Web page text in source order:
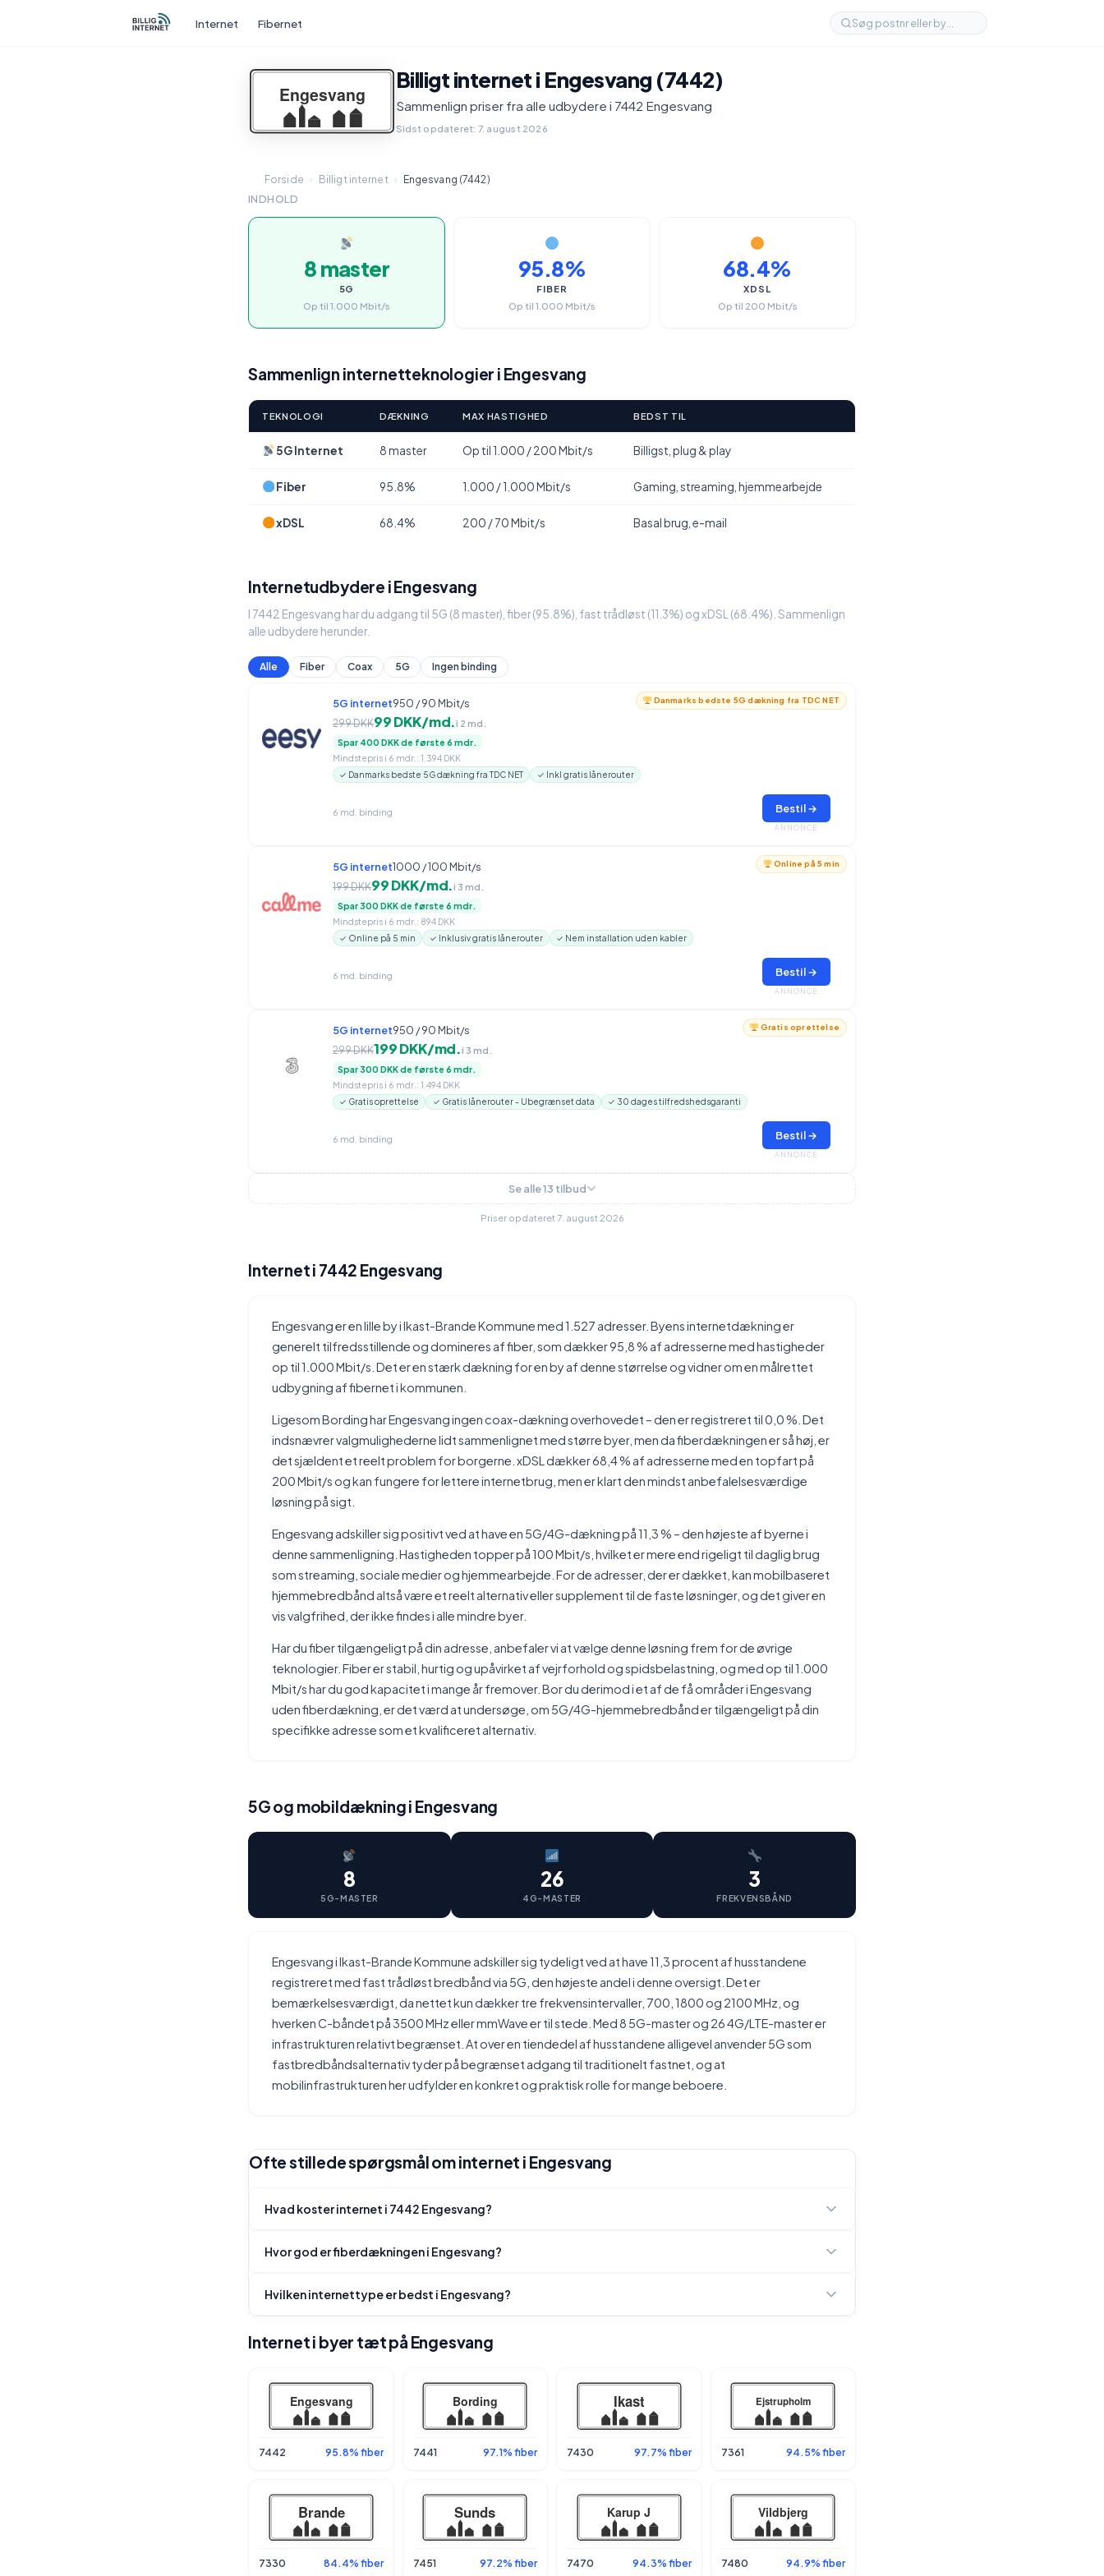
Internet Fibernet
Billigt internet i Engesvang (7442)
Sammenlign priser fra alle udbydere i 7442 Engesvang
Sidst opdateret: 7. august 2026
Forside › Billigt internet › Engesvang (7442)
INDHOLD
8 master
5G
Op til 1.000 Mbit/s
95.8%
FIBER
Op til 1.000 Mbit/s
68.4%
XDSL
Op til 200 Mbit/s
Sammenlign internetteknologier i Engesvang
TEKNOLOGI DÆKNING MAX HASTIGHED BEDST TIL
5G Internet 8 master Op til 1.000 / 200 Mbit/s Billigst, plug & play
Fiber 95.8% 1.000 / 1.000 Mbit/s Gaming, streaming, hjemmearbejde
xDSL 68.4% 200 / 70 Mbit/s Basal brug, e-mail
Internetudbydere i Engesvang
I 7442 Engesvang har du adgang til 5G (8 master), fiber (95.8%), fast trådløst (11.3%) og xDSL (68.4%). Sammenlign
alle udbydere herunder.
Alle Fiber Coax 5G Ingen binding
Danmarks bedste 5G dækning fra TDC NET
5G internet950 / 90 Mbit/s
299 DKK99 DKK/md.i 2 md.
Spar 400 DKK de første 6 mdr.
Mindstepris i 6 mdr.: 1.394 DKK
✓ Danmarks bedste 5G dækning fra TDC NET ✓ Inkl gratis lånerouter
6 md. binding Bestil →
ANNONCE
Online på 5 min
5G internet1000 / 100 Mbit/s
199 DKK99 DKK/md.i 3 md.
Spar 300 DKK de første 6 mdr.
Mindstepris i 6 mdr.: 894 DKK
✓ Online på 5 min ✓ Inklusiv gratis lånerouter ✓ Nem installation uden kabler
6 md. binding Bestil →
ANNONCE
Gratis oprettelse
5G internet950 / 90 Mbit/s
299 DKK199 DKK/md.i 3 md.
Spar 300 DKK de første 6 mdr.
Mindstepris i 6 mdr.: 1.494 DKK
✓ Gratis oprettelse ✓ Gratis lånerouter - Ubegrænset data ✓ 30 dages tilfredshedsgaranti
6 md. binding Bestil →
ANNONCE
Se alle 13 tilbud
Priser opdateret 7. august 2026
Internet i 7442 Engesvang
Engesvang er en lille by i Ikast-Brande Kommune med 1.527 adresser. Byens internetdækning er
generelt tilfredsstillende og domineres af fiber, som dækker 95,8 % af adresserne med hastigheder
op til 1.000 Mbit/s. Det er en stærk dækning for en by af denne størrelse og vidner om en målrettet
udbygning af fibernet i kommunen.
Ligesom Bording har Engesvang ingen coax-dækning overhovedet – den er registreret til 0,0 %. Det
indsnævrer valgmulighederne lidt sammenlignet med større byer, men da fiberdækningen er så høj, er
det sjældent et reelt problem for borgerne. xDSL dækker 68,4 % af adresserne med en topfart på
200 Mbit/s og kan fungere for lettere internetbrug, men er klart den mindst anbefalelsesværdige
løsning på sigt.
Engesvang adskiller sig positivt ved at have en 5G/4G-dækning på 11,3 % – den højeste af byerne i
denne sammenligning. Hastigheden topper på 100 Mbit/s, hvilket er mere end rigeligt til daglig brug
som streaming, sociale medier og hjemmearbejde. For de adresser, der er dækket, kan mobilbaseret
hjemmebredbånd altså være et reelt alternativ eller supplement til de faste løsninger, og det giver en
vis valgfrihed, der ikke findes i alle mindre byer.
Har du fiber tilgængeligt på din adresse, anbefaler vi at vælge denne løsning frem for de øvrige
teknologier. Fiber er stabil, hurtig og upåvirket af vejrforhold og spidsbelastning, og med op til 1.000
Mbit/s har du god kapacitet i mange år fremover. Bor du derimod i et af de få områder i Engesvang
uden fiberdækning, er det værd at undersøge, om 5G/4G-hjemmebredbånd er tilgængeligt på din
specifikke adresse som et kvalificeret alternativ.
5G og mobildækning i Engesvang
8
5G-MASTER
26
4G-MASTER
3
FREKVENSBÅND
Engesvang i Ikast-Brande Kommune adskiller sig tydeligt ved at have 11,3 procent af husstandene
registreret med fast trådløst bredbånd via 5G, den højeste andel i denne oversigt. Det er
bemærkelsesværdigt, da nettet kun dækker tre frekvensintervaller, 700, 1800 og 2100 MHz, og
hverken C-båndet på 3500 MHz eller mmWave er til stede. Med 8 5G-master og 26 4G/LTE-master er
infrastrukturen relativt begrænset. At over en tiendedel af husstandene alligevel anvender 5G som
fastbredbåndsalternativ tyder på begrænset adgang til traditionelt fastnet, og at
mobilinfrastrukturen her udfylder en konkret og praktisk rolle for mange beboere.
Ofte stillede spørgsmål om internet i Engesvang
Hvad koster internet i 7442 Engesvang?
Hvor god er fiberdækningen i Engesvang?
Hvilken internettype er bedst i Engesvang?
Internet i byer tæt på Engesvang
7442 95.8% fiber 7441 97.1% fiber 7430 97.7% fiber 7361 94.5% fiber
7330 84.4% fiber 7451 97.2% fiber 7470 94.3% fiber 7480 94.9% fiber